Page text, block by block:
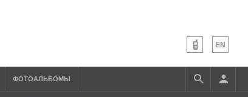
EN
ФОТОАЛЬБОМЫ